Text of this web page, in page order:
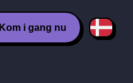
Kom i gang nu